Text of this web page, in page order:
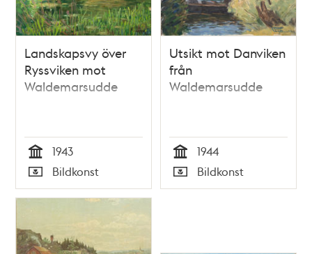
Landskapsvy över
Ryssviken mot
Waldemarsudde
Tid
1943
Typ
Bildkonst
Utsikt mot Danviken
från
Waldemarsudde
Tid
1944
Typ
Bildkonst